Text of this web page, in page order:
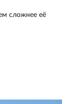
сложнее её